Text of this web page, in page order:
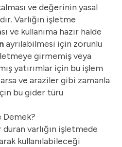
ve değerinin yasal
Varlığın işletme
ve kullanıma hazır halde
ayrılabilmesi için zorunlu
girmemiş veya
yatırımlar için bu işlem
ve araziler gibi zamanla
bu gider türü
varlığın işletmede
kullanılabileceği